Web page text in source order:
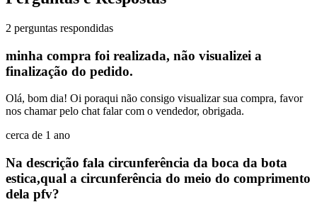
2 perguntas respondidas
minha compra foi realizada, não visualizei a
finalização do pedido.
Olá, bom dia! Oi poraqui não consigo visualizar sua compra, favor
nos chamar pelo chat falar com o vendedor, obrigada.
cerca de 1 ano
Na descrição fala circunferência da boca da bota
estica,qual a circunferência do meio do comprimento
dela pfv?